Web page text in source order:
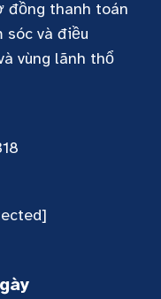
đồng thanh toán
sóc và điều
vùng lãnh thổ